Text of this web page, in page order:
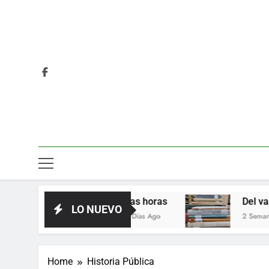
LO NUEVO
4 Días Ago
Del valor en la
2 Semanas Ago
Home Historia Pública